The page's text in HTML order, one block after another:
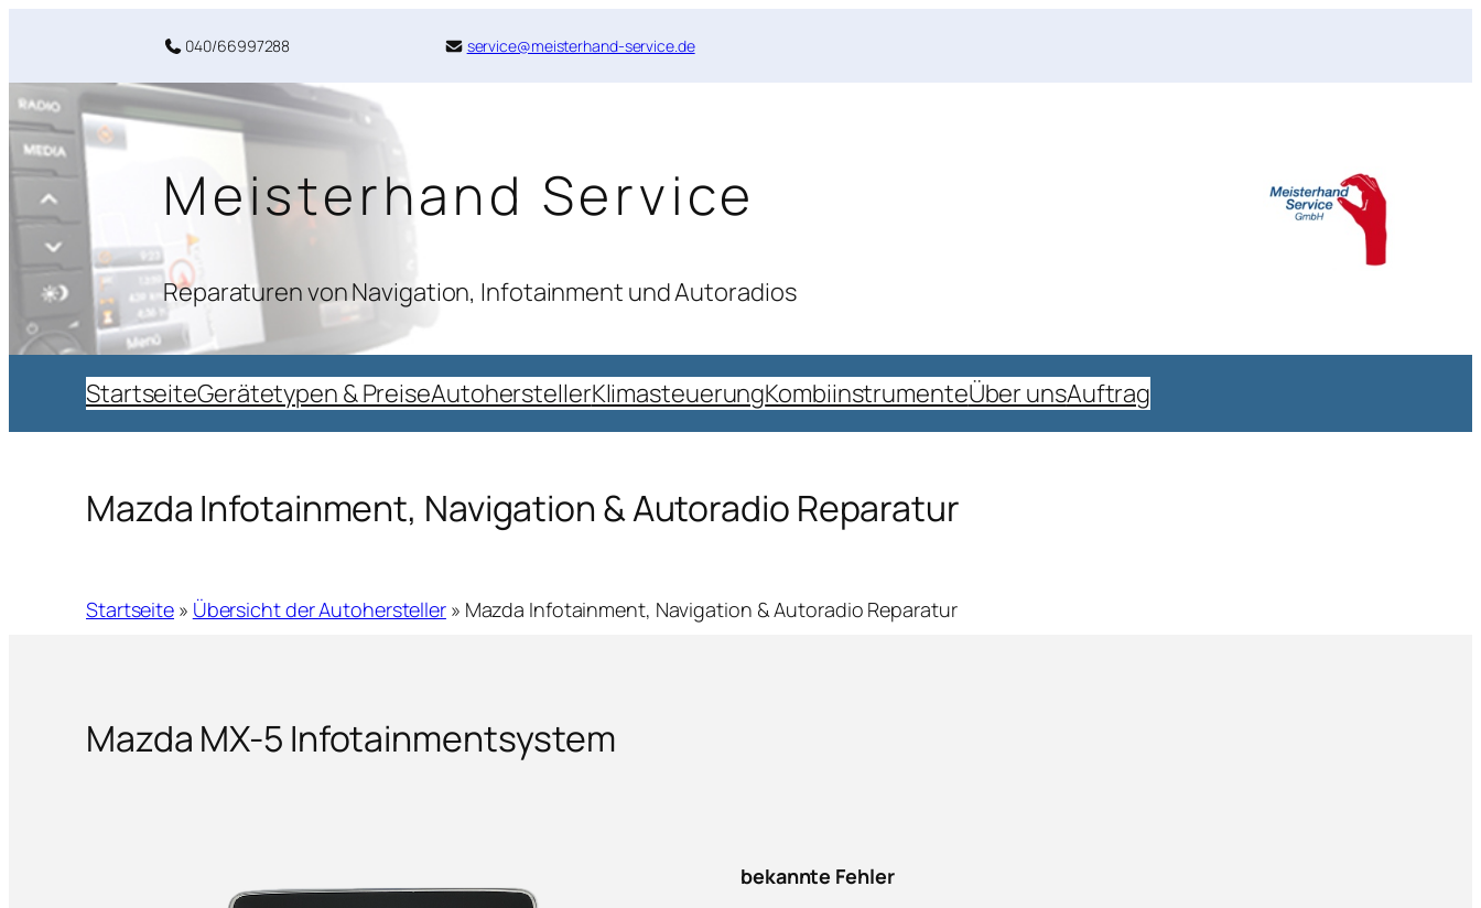
040/66997288 service@meisterhand-service.de
Meisterhand Service
Reparaturen von Navigation, Infotainment und Autoradios
StartseiteGerätetypen & PreiseAutoherstellerKlimasteuerungKombiinstrumenteÜber unsAuftrag
Mazda Infotainment, Navigation & Autoradio Reparatur
Startseite » Übersicht der Autohersteller» Mazda Infotainment, Navigation & Autoradio Reparatur
Mazda MX-5 Infotainmentsystem
bekannte Fehler